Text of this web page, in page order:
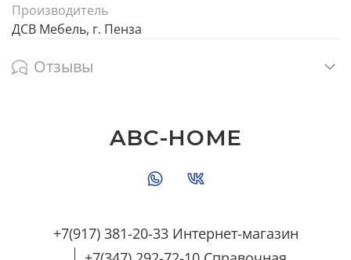
Производитель
ДСВ Мебель, г. Пенза
Отзывы
+7(917) 381-20-33 Интернет-магазин
ABC-HOME